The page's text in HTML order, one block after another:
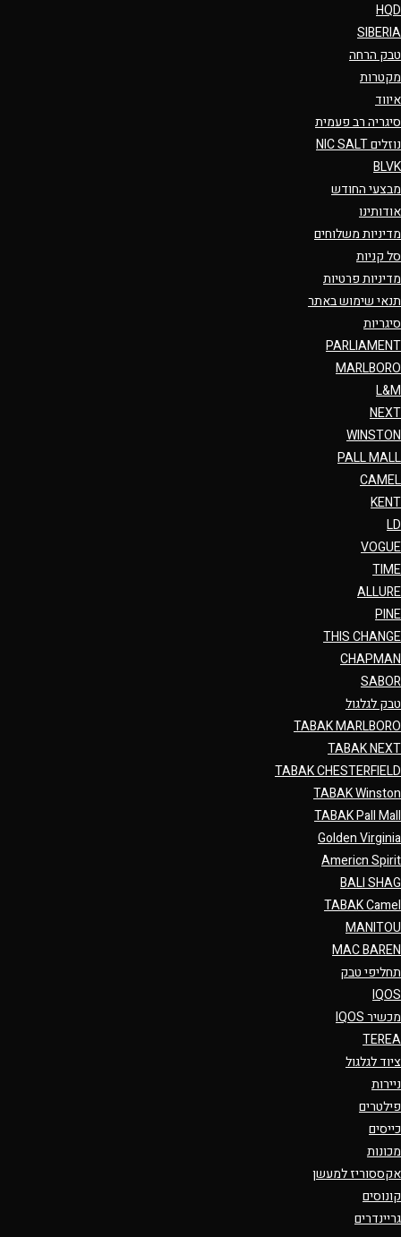
HQD
SIBERIA
טבק הרחה
מקטרות
איווד
סיגריה רב פעמית
נוזלים NIC SALT
BLVK
מבצעי החודש
אודותינו
מדיניות משלוחים
סל קניות
מדיניות פרטיות
תנאי שימוש באתר
סיגריות
PARLIAMENT
MARLBORO
L&M
NEXT
WINSTON
PALL MALL
CAMEL
KENT
LD
VOGUE
TIME
ALLURE
PINE
THIS CHANGE
CHAPMAN
SABOR
טבק לגלגול
TABAK MARLBORO
TABAK NEXT
TABAK CHESTERFIELD
TABAK Winston
TABAK Pall Mall
Golden Virginia
Americn Spirit
BALI SHAG
TABAK Camel
MANITOU
MAC BAREN
תחליפי טבק
IQOS
מכשיר IQOS
TEREA
ציוד לגלגול
ניירות
פילטרים
כייסים
מכונות
אקססוריז למעשן
קונוסים
גריינדרים